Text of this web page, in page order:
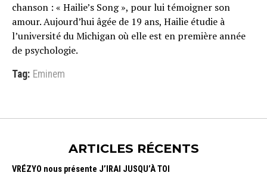
chanson : « Hailie’s Song », pour lui témoigner son
amour. Aujourd’hui âgée de 19 ans, Hailie étudie à
l’université du Michigan où elle est en première année
de psychologie.
Tag: Eminem
ARTICLES RÉCENTS
VRÉZYO nous présente J’IRAI JUSQU’À TOI